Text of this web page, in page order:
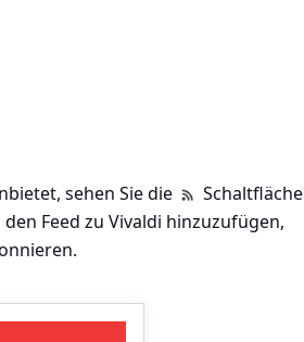
sehen Sie die
Schaltfläche
den Feed zu Vivaldi hinzuzufügen,
.